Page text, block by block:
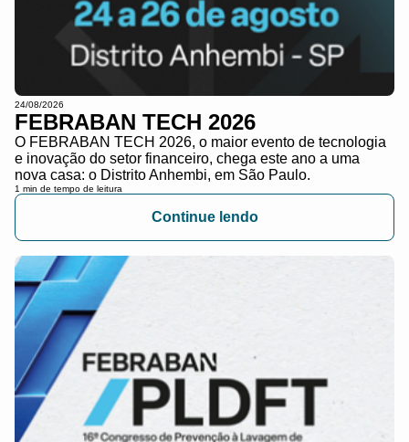
24/08/2026
FEBRABAN TECH 2026
O FEBRABAN TECH 2026, o maior evento de tecnologia
e inovação do setor financeiro, chega este ano a uma
nova casa: o Distrito Anhembi, em São Paulo.
1 min de tempo de leitura
Continue lendo